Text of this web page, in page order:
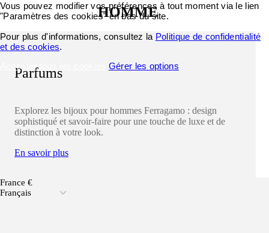
HOMME
Parfums
Explorez les bijoux pour hommes Ferragamo : design
sophistiqué et savoir-faire pour une touche de luxe et de
distinction à votre look.
En savoir plus
France €
Français
Vous pouvez modifier vos préférences à tout moment via le lien
"Paramètres des cookies" en bas du site.
Pour plus d'informations, consultez la Politique de confidentialité
et des cookies.
Accepter tous les cookies
Gérer les options